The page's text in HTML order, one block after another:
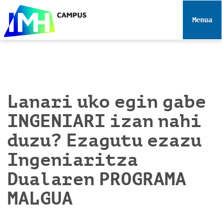
i
Toggle
Lanari uko egin gabe
INGENIARI izan nahi
duzu? Ezagutu ezazu
Ingeniaritza
Dualaren PROGRAMA
MALGUA